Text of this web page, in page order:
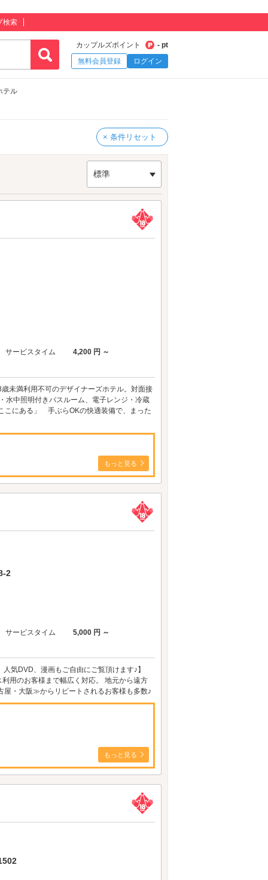
検索
カップルズポイント
- pt
無料会員登録
ログイン
テル
× 条件リセット
標準
サービスタイム 4,200 円 ～
未満利用不可のデザイナーズホテル。対面接
水中照明付きバスルーム、電子レンジ・冷蔵
こにある」 手ぶらOKの快適装備で、まった
もっと見る
2
サービスタイム 5,000 円 ～
気DVD、漫画もご自由にご覧頂けます♪】
用のお客様まで幅広く対応。 地元から遠方
・大阪≫からリピートされるお客様も多数♪
もっと見る